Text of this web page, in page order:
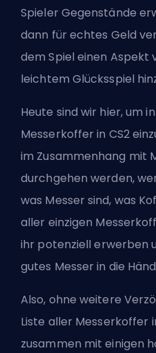
Spieler Gegenstände
dann für echtes Geld
dem Spiel einen Aspekt
leichtem Glücksspiel
Heute sind wir hier, um
Messerkoffer in CS2
im Zusammenhang mit
durchgehen werden,
was Messer sind, was
aller einzigen
ihr potenziell erwerben
gutes Messer in die
Also, ohne weitere
Liste aller Messerkoffer
zusammen mit einigen